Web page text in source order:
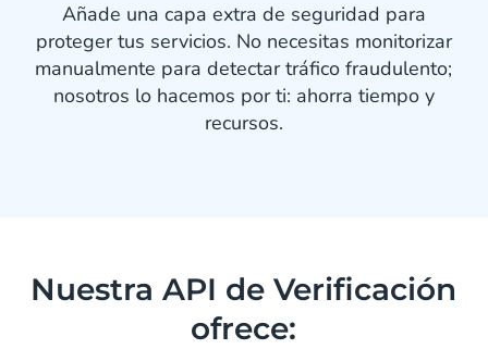
Añade una capa extra de seguridad para
proteger tus servicios. No necesitas monitorizar
manualmente para detectar tráfico fraudulento;
nosotros lo hacemos por ti: ahorra tiempo y
recursos.
Nuestra API de Verificación
ofrece: